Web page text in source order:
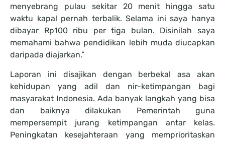
menyebrang pulau sekitar 20 menit hingga satu
waktu kapal pernah terbalik. Selama ini saya hanya
dibayar Rp100 ribu per tiga bulan. Disinilah saya
memahami bahwa pendidikan lebih muda diucapkan
daripada diajarkan.”
Laporan ini disajikan dengan berbekal asa akan
kehidupan yang adil dan nir-ketimpangan bagi
masyarakat Indonesia. Ada banyak langkah yang bisa
dan baiknya dilakukan Pemerintah guna
mempersempit jurang ketimpangan antar kelas.
Peningkatan kesejahteraan yang memprioritaskan